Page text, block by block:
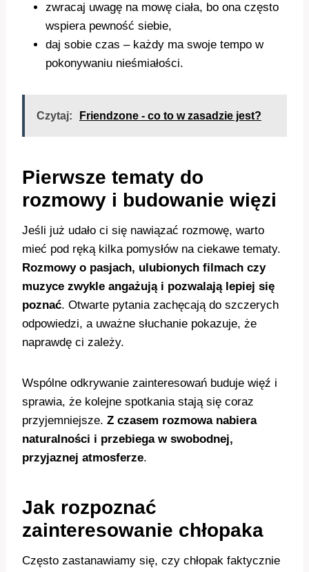
zwracaj uwagę na mowę ciała, bo ona często
wspiera pewność siebie,
daj sobie czas – każdy ma swoje tempo w
pokonywaniu nieśmiałości.
Czytaj: Friendzone - co to w zasadzie jest?
Pierwsze tematy do
rozmowy i budowanie więzi
Jeśli już udało ci się nawiązać rozmowę, warto
mieć pod ręką kilka pomysłów na ciekawe tematy.
Rozmowy o pasjach, ulubionych filmach czy
muzyce zwykle angażują i pozwalają lepiej się
poznać. Otwarte pytania zachęcają do szczerych
odpowiedzi, a uważne słuchanie pokazuje, że
naprawdę ci zależy.
Wspólne odkrywanie zainteresowań buduje więź i
sprawia, że kolejne spotkania stają się coraz
przyjemniejsze. Z czasem rozmowa nabiera
naturalności i przebiega w swobodnej,
przyjaznej atmosferze.
Jak rozpoznać
zainteresowanie chłopaka
Często zastanawiamy się, czy chłopak faktycznie